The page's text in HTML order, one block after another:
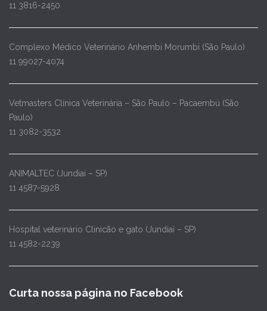
11 3816-2450
Complexo Médico Veterinário Anhembi Morumbi (São Paulo)
11 99027-4074
Vetmasters Clínica Veterinária – São Paulo – Pacaembú (São
Paulo)
11 3082-3532
ANIMALTEC (Jundiaí – SP)
11 4587-5928
Hospital veterinário Clinicão e gato (Jundiaí – SP)
11 4582-2239
Curta nossa página no Facebook